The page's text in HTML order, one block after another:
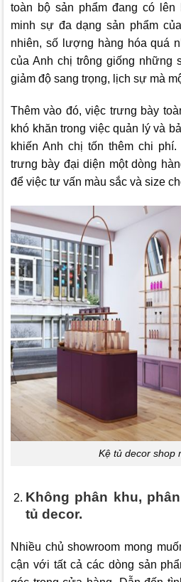
toàn bộ sản phẩm đang có lên
minh sự đa dạng sản phẩm
nhiên, số lượng hàng hóa quá
của Anh chị trông giống những
giảm độ sang trọng, lịch sự mà
Thêm vào đó, việc trưng bày
khó khăn trong việc quản lý và
khiến Anh chị tốn thêm chi
trưng bày đại diện một dòng
để việc tư vấn màu sắc và size
Kệ tủ decor shop
Không phân khu,
tủ decor.
Nhiều chủ showroom mong
cận với tất cả các dòng sản